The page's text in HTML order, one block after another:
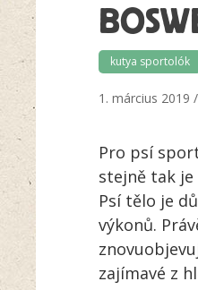
kutya sportolók
1. március 2019 /
Pro psí
stejně tak je
Psí tělo je
výkonů.
zajímavé z